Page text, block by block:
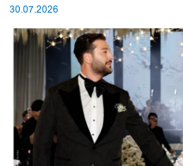
30.07.2026